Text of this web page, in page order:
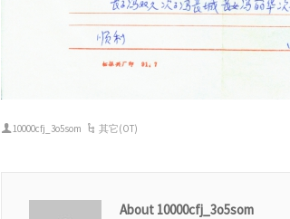
10000cfj_3o5som 其它(OT)
About 10000cfj_3o5som